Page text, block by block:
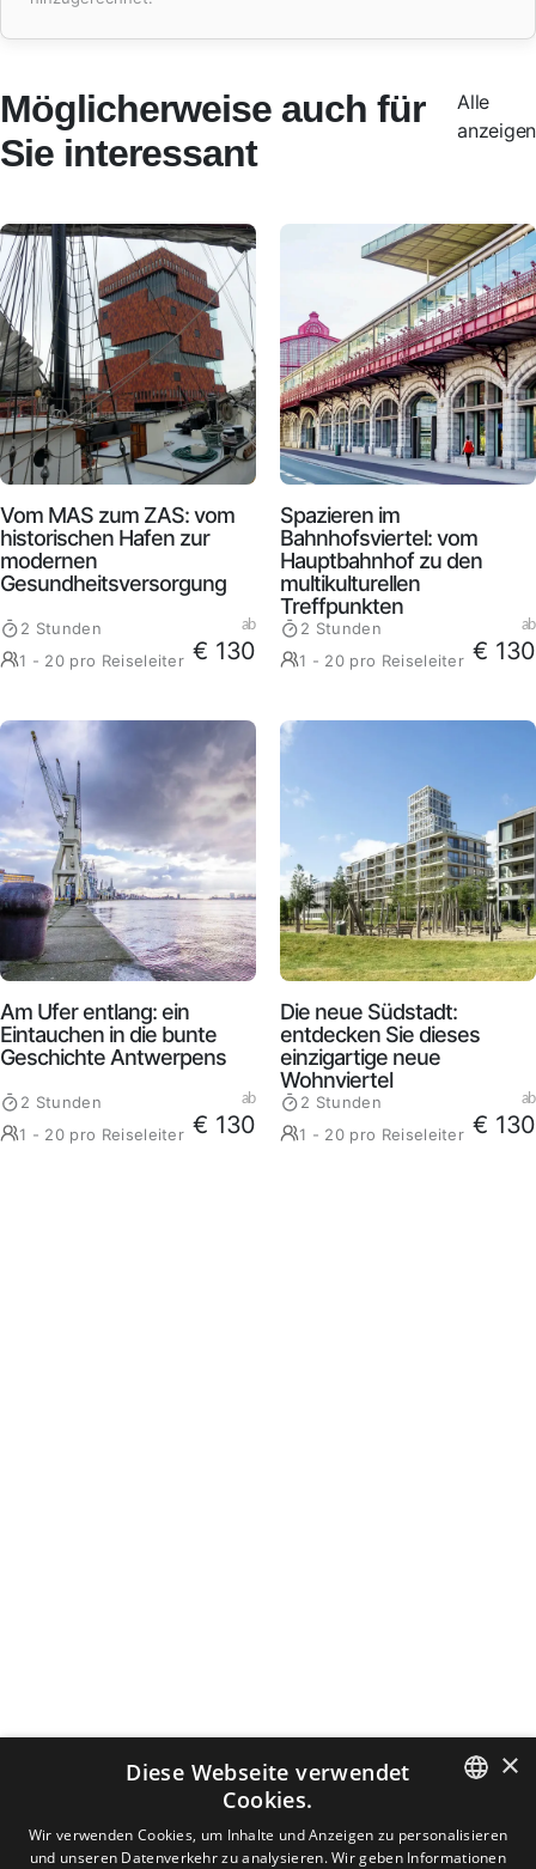
Möglicherweise auch für
Sie interessant
Alle
anzeigen
Vom MAS zum ZAS: vom
historischen Hafen zur
modernen
Gesundheitsversorgung
2 Stunden
1 - 20 pro Reiseleiter
ab
€ 130
Spazieren im
Bahnhofsviertel: vom
Hauptbahnhof zu den
multikulturellen
Treffpunkten
2 Stunden
1 - 20 pro Reiseleiter
ab
€ 130
Am Ufer entlang: ein
Eintauchen in die bunte
Geschichte Antwerpens
2 Stunden
1 - 20 pro Reiseleiter
ab
€ 130
Die neue Südstadt:
entdecken Sie dieses
einzigartige neue
Wohnviertel
2 Stunden
1 - 20 pro Reiseleiter
ab
€ 130
DUTCH
×
Diese Webseite verwendet
Cookies.
Wir verwenden Cookies, um Inhalte und Anzeigen zu personalisieren
und unseren Datenverkehr zu analysieren. Wir geben Informationen